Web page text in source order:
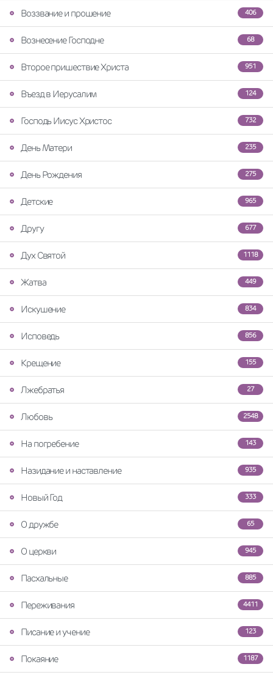
406
Воззвание и прошение
68
Вознесение Господне
951
Второе пришествие Христа
124
Въезд в Иерусалим
732
Господь Иисус Христос
235
День Матери
275
День Рождения
965
Детские
677
Другу
1118
Дух Святой
449
Жатва
834
Искушение
856
Исповедь
155
Крещение
27
Лжебратья
2548
Любовь
143
На погребение
935
Назидание и наставление
333
Новый Год
65
О дружбе
945
О церкви
885
Пасхальные
4411
Переживания
123
Писание и учение
1187
Покаяние